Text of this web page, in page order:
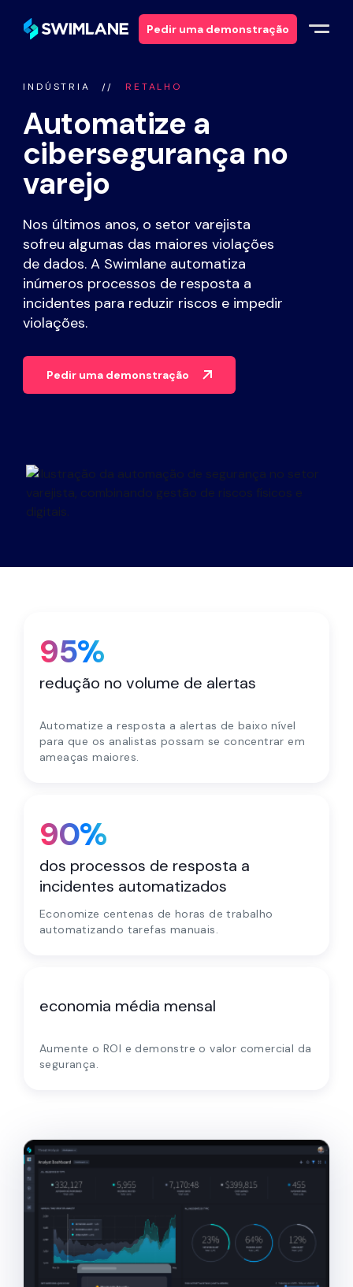
Pedir uma demonstração
Soluções
Produtos
Serviços
Recursos
Sobre
Parceiros
Apoio
INDÚSTRIA RETALHO
Automatize a
cibersegurança no
varejo
Nos últimos anos, o setor varejista
sofreu algumas das maiores violações
de dados. A Swimlane automatiza
inúmeros processos de resposta a
incidentes para reduzir riscos e impedir
violações.
Pedir uma demonstração
redução no volume de alertas
95%
Automatize a resposta a alertas de baixo nível
para que os analistas possam se concentrar em
ameaças maiores.
dos processos de resposta a
incidentes automatizados
90%
Economize centenas de horas de trabalho
automatizando tarefas manuais.
$160K